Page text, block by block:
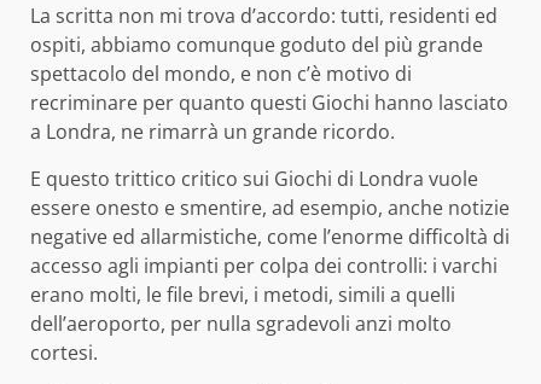
La scritta non mi trova d’accordo: tutti, residenti ed
ospiti, abbiamo comunque goduto del più grande
spettacolo del mondo, e non c’è motivo di
recriminare per quanto questi Giochi hanno lasciato
a Londra, ne rimarrà un grande ricordo.
E questo trittico critico sui Giochi di Londra vuole
essere onesto e smentire, ad esempio, anche notizie
negative ed allarmistiche, come l’enorme difficoltà di
accesso agli impianti per colpa dei controlli: i varchi
erano molti, le file brevi, i metodi, simili a quelli
dell’aeroporto, per nulla sgradevoli anzi molto
cortesi.